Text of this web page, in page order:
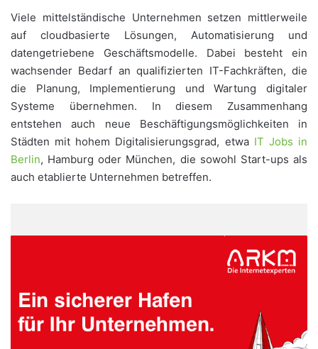
Viele mittelständische Unternehmen setzen mittlerweile
auf cloudbasierte Lösungen, Automatisierung und
datengetriebene Geschäftsmodelle. Dabei besteht ein
wachsender Bedarf an qualifizierten IT-Fachkräften, die
die Planung, Implementierung und Wartung digitaler
Systeme übernehmen. In diesem Zusammenhang
entstehen auch neue Beschäftigungsmöglichkeiten in
Städten mit hohem Digitalisierungsgrad, etwa IT Jobs in
Berlin, Hamburg oder München, die sowohl Start-ups als
auch etablierte Unternehmen betreffen.